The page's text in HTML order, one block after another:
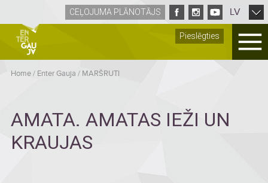
Pieslēgties
CEĻOJUMA PLĀNOTĀJS LV
Home/ Enter Gauja / MARŠRUTI
AMATA. AMATAS IEŽI UN
KRAUJAS